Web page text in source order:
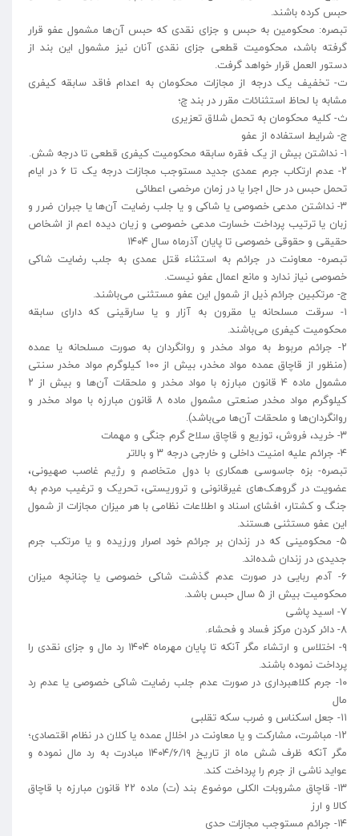
حبس کرده باشند.
تبصره: محکومین به حبس و جزای نقدی که حبس آن‌ها مشمول عفو قرار
گرفته باشد، محکومیت قطعی جزای نقدی آنان نیز مشمول این بند از
دستور العمل قرار خواهد گرفت.
ت- تخفیف یک درجه از مجازات محکومان به اعدام فاقد سابقه کیفری
مشابه با لحاظ استثنائات مقرر در بند چ؛
ث- کلیه محکومان به تحمل شلاق تعزیری
ج- شرایط استفاده از عفو
۱- نداشتن بیش از یک فقره سابقه محکومیت کیفری قطعی تا درجه شش.
۲- عدم ارتکاب جرم عمدی جدید مستوجب مجازات درجه یک تا ۶ در ایام
تحمل حبس در حال اجرا یا در زمان مرخصی اعطائی
۳- نداشتن مدعی خصوصی یا شاکی و یا جلب رضایت آن‌ها یا جبران ضرر و
زبان یا ترتیب پرداخت خسارت مدعی خصوصی و زیان دیده اعم از اشخاص
حقیقی و حقوقی خصوصی تا پایان آذرماه سال ۱۴۰۴
تبصره- معاونت در جرائم به استثناء قتل عمدی به جلب رضایت شاکی
خصوصی نیاز ندارد و مانع اعمال عفو نیست.
ج- مرتکبین جرائم ذیل از شمول این عفو مستثنی می‌باشند.
۱- سرقت مسلحانه یا مقرون به آزار و یا سارقینی که دارای سابقه
محکومیت کیفری می‌باشند.
۲- جرائم مربوط به مواد مخدر و روانگردان به صورت مسلحانه یا عمده
(منظور از قاچاق عمده مواد مخدر، بیش از ۱۰۰ کیلوگرم مواد مخدر سنتی
مشمول ماده ۴ قانون مبارزه با مواد مخدر و ملحقات آن‌ها و بیش از ۲
کیلوگرم مواد مخدر صنعتی مشمول ماده ۸ قانون مبارزه با مواد مخدر و
روانگردان‌ها و ملحقات آن‌ها می‌باشد).
۳- خرید، فروش، توزیع و قاچاق سلاح گرم جنگی و مهمات
۴- جرائم علیه امنیت داخلی و خارجی درجه ۳ و بالاتر
تبصره- بزه جاسوسی همکاری با دول متخاصم و رژیم غاصب صهیونی،
عضویت در گروهک‌های غیرقانونی و تروریستی، تحریک و ترغیب مردم به
جنگ و کشتار، افشای اسناد و اطلاعات نظامی با هر میزان مجازات از شمول
این عفو مستثنی هستند.
۵- محکومینی که در زندان بر جرائم خود اصرار ورزیده و یا مرتکب جرم
جدیدی در زندان شده‌اند.
۶- آدم ربایی در صورت عدم گذشت شاکی خصوصی یا چنانچه میزان
محکومیت بیش از ۵ سال حبس باشد.
۷- اسید پاشی
۸- دائر کردن مرکز فساد و فحشاء.
۹- اختلاس و ارتشاء مگر آنکه تا پایان مهرماه ۱۴۰۴ رد مال و جزای نقدی را
پرداخت نموده باشند.
۱۰- جرم کلاهبرداری در صورت عدم جلب رضایت شاکی خصوصی یا عدم رد
مال
۱۱- جعل اسکناس و ضرب سکه تقلبی
۱۲- مباشرت، مشارکت و یا معاونت در اخلال عمده یا کلان در نظام اقتصادی؛
مگر آنکه ظرف شش ماه از تاریخ ۱۴۰۴/۶/۱۹ مبادرت به رد مال نموده و
عواید ناشی از جرم را پرداخت کند.
۱۳- قاچاق مشروبات الکلی موضوع بند (ت) ماده ۲۲ قانون مبارزه با قاچاق
کالا و ارز
۱۴- جرائم مستوجب مجازات حدی